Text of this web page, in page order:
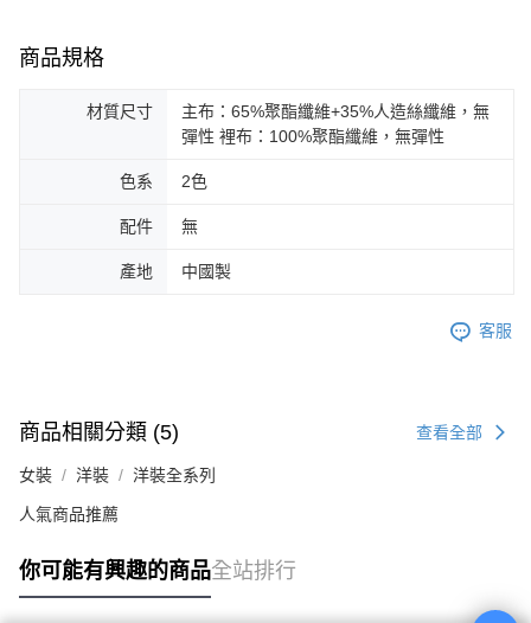
商品規格
材質尺寸
主布：65%聚酯纖維+35%人造絲纖維，無
彈性 裡布：100%聚酯纖維，無彈性
色系 2色
配件 無
產地 中國製
客服
商品相關分類 (5) 查看全部
女裝 洋裝 洋裝全系列
人氣商品推薦
你可能有興趣的商品全站排行